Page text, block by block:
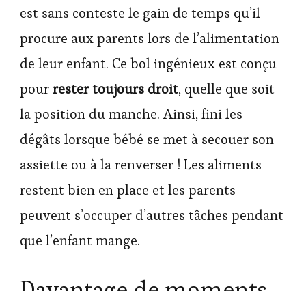
est sans conteste le gain de temps qu’il
procure aux parents lors de l’alimentation
de leur enfant. Ce bol ingénieux est conçu
pourrester toujours droit, quelle que soit
la position du manche. Ainsi, fini les
dégâts lorsque bébé se met à secouer son
assiette ou à la renverser ! Les aliments
restent bien en place et les parents
peuvent s’occuper d’autres tâches pendant
que l’enfant mange.